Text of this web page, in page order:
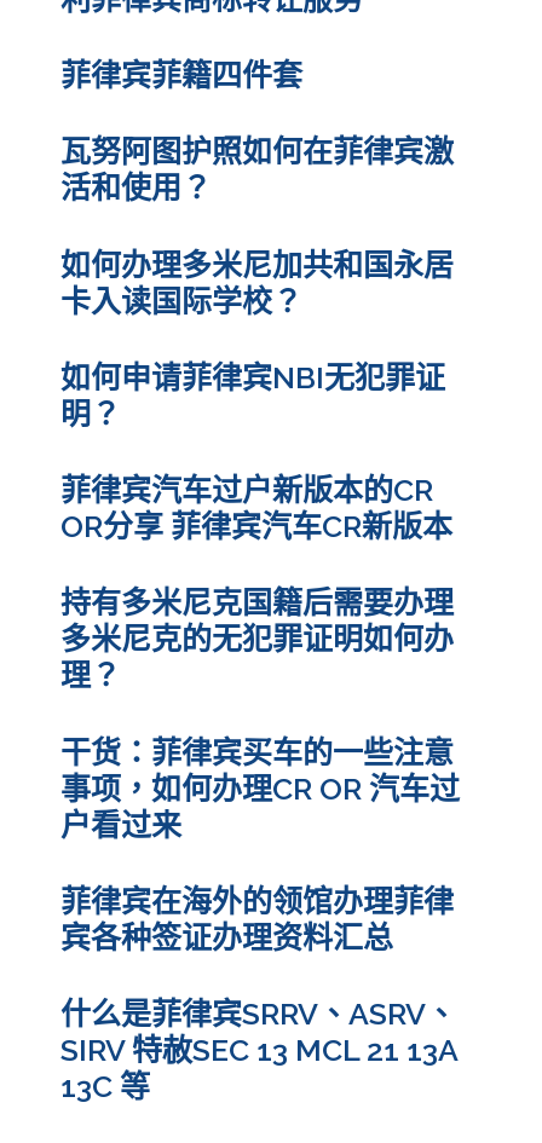
菲律宾菲籍四件套
瓦努阿图护照如何在菲律宾激
活和使用？
如何办理多米尼加共和国永居
卡入读国际学校？
如何申请菲律宾NBI无犯罪证
明？
菲律宾汽车过户新版本的CR
OR分享 菲律宾汽车CR新版本
持有多米尼克国籍后需要办理
多米尼克的无犯罪证明如何办
理？
干货：菲律宾买车的一些注意
事项，如何办理CR OR 汽车过
户看过来
菲律宾在海外的领馆办理菲律
宾各种签证办理资料汇总
什么是菲律宾SRRV、ASRV、
SIRV 特赦SEC 13 MCL 21 13A
13C 等